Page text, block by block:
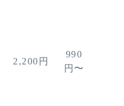
2,200円
990
円〜